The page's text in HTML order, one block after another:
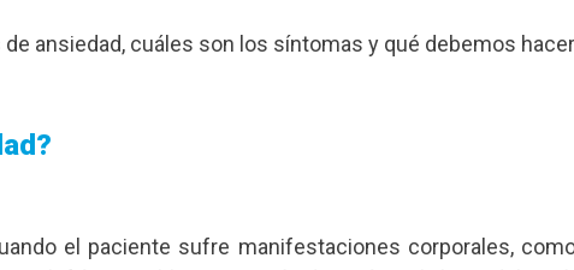
ansiedad, cuáles son los síntomas y qué debemos
el paciente sufre manifestaciones corporales,